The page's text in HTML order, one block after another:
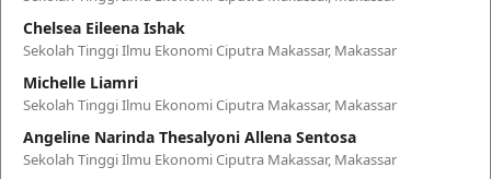
Chelsea Eileena Ishak
Sekolah Tinggi Ilmu Ekonomi Ciputra Makassar, Makassar
Michelle Liamri
Sekolah Tinggi Ilmu Ekonomi Ciputra Makassar, Makassar
Angeline Narinda Thesalyoni Allena Sentosa
Sekolah Tinggi Ilmu Ekonomi Ciputra Makassar, Makassar